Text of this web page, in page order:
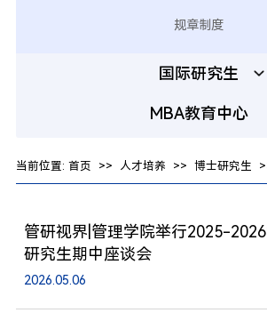
规章制度
国际研究生
MBA教育中心
当前位置: 首页 >> 人才培养 >> 博士研究生
管研视界|管理学院举行2025-
研究生期中座谈会
2026.05.06